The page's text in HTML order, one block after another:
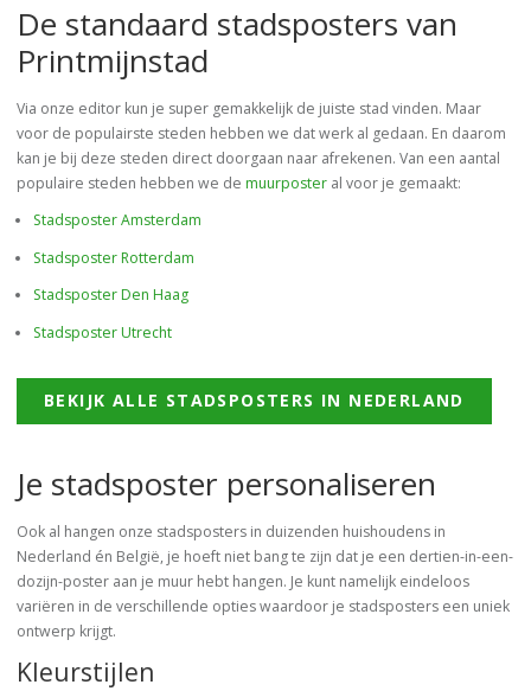
De standaard stadsposters van
Printmijnstad
Via onze editor kun je super gemakkelijk de juiste stad vinden. Maar
voor de populairste steden hebben we dat werk al gedaan. En daarom
kan je bij deze steden direct doorgaan naar afrekenen. Van een aantal
populaire steden hebben we de muurposter al voor je gemaakt:
Stadsposter Amsterdam
Stadsposter Rotterdam
Stadsposter Den Haag
Stadsposter Utrecht
BEKIJK ALLE STADSPOSTERS IN NEDERLAND
Je stadsposter personaliseren
Ook al hangen onze stadsposters in duizenden huishoudens in
Nederland én België, je hoeft niet bang te zijn dat je een dertien-in-een-
dozijn-poster aan je muur hebt hangen. Je kunt namelijk eindeloos
variëren in de verschillende opties waardoor je stadsposters een uniek
ontwerp krijgt.
Kleurstijlen